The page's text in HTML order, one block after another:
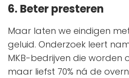
6. Beter presteren
Maar laten we eindigen
geluid. Onderzoek leert
MKB-bedrijven die worden
maar liefst 70% ná de